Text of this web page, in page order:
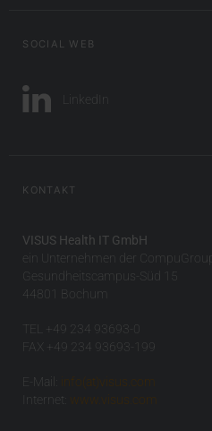
SOCIAL WEB
LinkedIn
KONTAKT
VISUS Health IT GmbH
ein Unternehmen der
Gesundheitscampus-Süd 15
44801 Bochum
TEL +49 234 93693-0
FAX +49 234 93693-199
E-Mail:
info(at)visus.com
Internet:
www.visus.com